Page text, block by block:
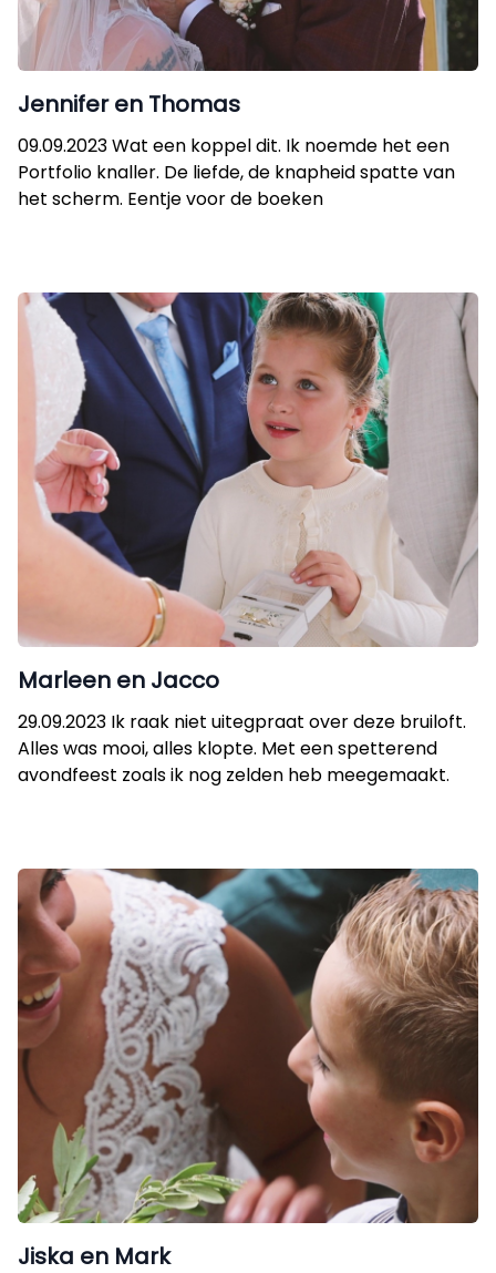
Jennifer en Thomas
09.09.2023 Wat een koppel dit. Ik noemde het een
Portfolio knaller. De liefde, de knapheid spatte van
het scherm. Eentje voor de boeken
Marleen en Jacco
29.09.2023 Ik raak niet uitegpraat over deze bruiloft.
Alles was mooi, alles klopte. Met een spetterend
avondfeest zoals ik nog zelden heb meegemaakt.
Jiska en Mark